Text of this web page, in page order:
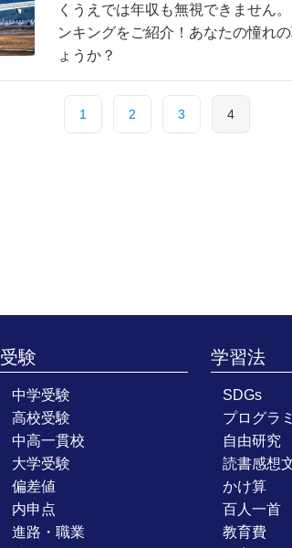
くうえでは年収も無視できません
ンキングをご紹介！あなたの憧れ
ょうか？
1 2 3 4
受験
中学受験
高校受験
中高一貫校
大学受験
偏差値
内申点
進路・職業
学習法
SDGs
プログラ
自由研究
読書感想
かけ算
百人一首
教育費